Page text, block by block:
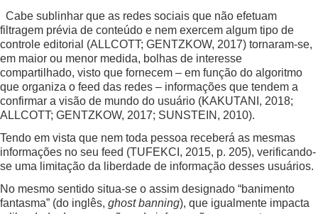
Cabe sublinhar que as redes sociais que não efetuam
filtragem prévia de conteúdo e nem exercem algum tipo de
controle editorial (ALLCOTT; GENTZKOW, 2017) tornaram-se,
em maior ou menor medida, bolhas de interesse
compartilhado, visto que fornecem – em função do algoritmo
que organiza o feed das redes – informações que tendem a
confirmar a visão de mundo do usuário (KAKUTANI, 2018;
ALLCOTT; GENTZKOW, 2017; SUNSTEIN, 2010).
Tendo em vista que nem toda pessoa receberá as mesmas
informações no seu feed (TUFEKCI, 2015, p. 205), verificando-
se uma limitação da liberdade de informação desses usuários.
No mesmo sentido situa-se o assim designado “banimento
fantasma” (do inglês, ghost banning), que igualmente impacta